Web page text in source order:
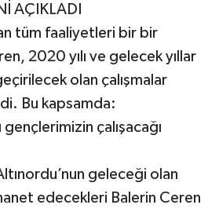
AÇIKLADI
tüm faaliyetleri bir bir
2020 yılı ve gelecek yıllar
olan çalışmalar
Bu kapsamda:
çalışacağı
geleceği olan
edecekleri Balerin Ceren